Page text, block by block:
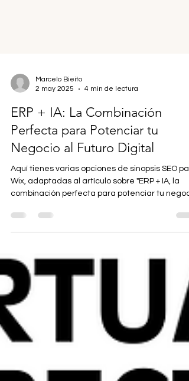
Marcelo Bieito
2 may 2025
4 min de lectura
ERP + IA: La Combinación
Perfecta para Potenciar tu
Negocio al Futuro Digital
Wix, adaptadas al artículo sobre "ERP + IA, la
combinación perfecta para potenciar tu
maximizar el alcance: Opción 1 (Directa y
concisa): ERP e Inteligencia Artificial (IA): La clave
para la transformación digital de tu negocio.
Descubre cómo integrar sistemas ERP
inteligentes con IA puede optimizar procesos,
aumentar la eficiencia y asegurar el futuro de
empresa.